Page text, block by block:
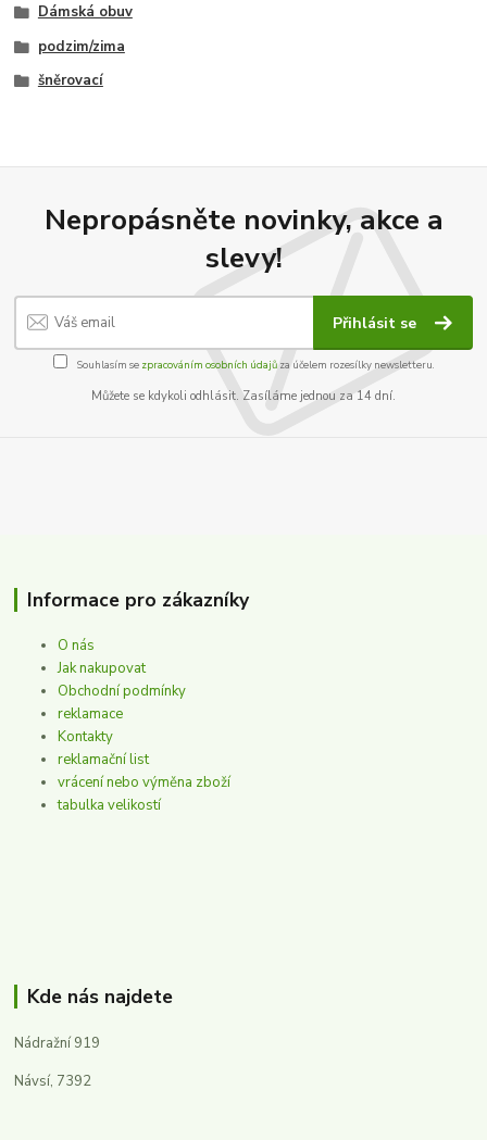
Dámská obuv
podzim/zima
šněrovací
Nepropásněte novinky, akce a
slevy!
Přihlásit se
Souhlasím se zpracováním osobních údajůza účelem rozesílky newsletteru.
Můžete se kdykoli odhlásit. Zasíláme jednou za 14 dní.
Informace pro zákazníky
O nás
Jak nakupovat
Obchodní podmínky
reklamace
Kontakty
reklamační list
vrácení nebo výměna zboží
tabulka velikostí
Kde nás najdete
Nádražní 919
Návsí, 7392